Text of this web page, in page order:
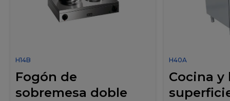
H14B
Fogón de
sobremesa doble
H40A
Cocina y